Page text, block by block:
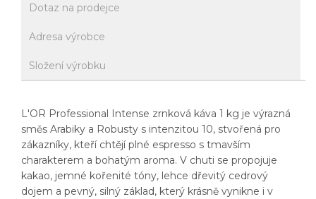
Dotaz na prodejce
Adresa výrobce
Složení výrobku
L'OR Professional Intense zrnková káva 1 kg je výrazná
směs Arabiky a Robusty s intenzitou 10, stvořená pro
zákazníky, kteří chtějí plné espresso s tmavším
charakterem a bohatým aroma. V chuti se propojuje
kakao, jemné kořenité tóny, lehce dřevitý cedrový
dojem a pevný, silný základ, který krásně vynikne i v